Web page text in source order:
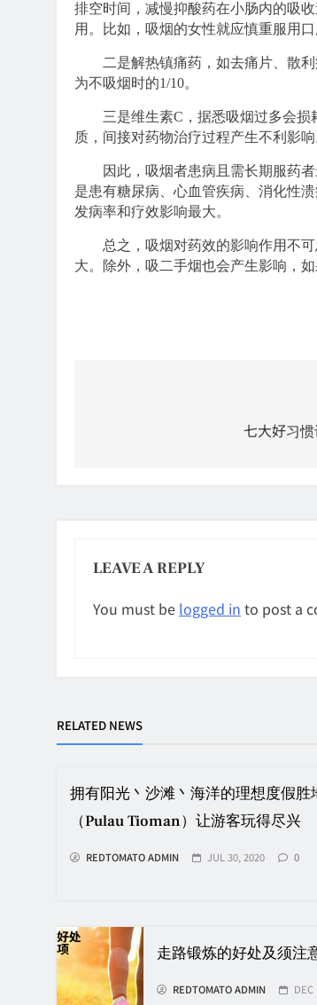
排空时间，减慢抑酸药在小肠内的吸
用。比如，吸烟的女性就应慎重服用
二是解热镇痛药 ，如去痛片、散
为不吸烟时的1/10。
三是维生素C ，据悉吸烟过多会
质，间接对药物治疗过程产生不利影响
因此，吸烟者患病且需长期服药者
是患有糖尿病、心血管疾病、消化性
发病率和疗效影响最大。
总之，吸烟对药效的影响作用不可
大。除外，吸二手烟也会产生影响，
七大好习
LEAVE A REPLY
You must be logged in to post a
RELATED NEWS
拥有阳光丶沙滩丶海洋的理想度假胜
（Pulau Tioman）让游客玩得尽兴
REDTOMATO ADMIN JUL 30, 2020 0
走路锻炼的好处及须注
REDTOMATO ADMIN
DEC